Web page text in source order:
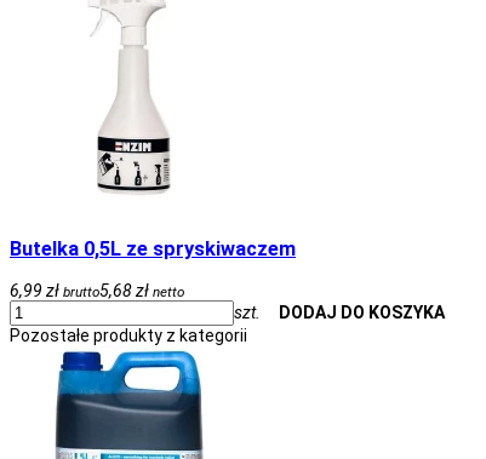
Butelka 0,5L ze spryskiwaczem
6,99 zł brutto5,68 zł netto
szt.
DODAJ DO KOSZYKA
Pozostałe produkty z kategorii